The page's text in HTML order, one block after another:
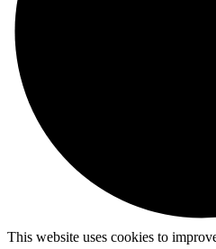
This website uses cookies to